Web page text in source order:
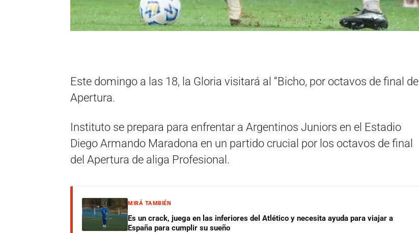
Este domingo a las 18, la Gloria visitará al “Bicho, por octavos de final del
Apertura.
Instituto se prepara para enfrentar a Argentinos Juniors en el Estadio
Diego Armando Maradona en un partido crucial por los octavos de final
del Apertura de aliga Profesional.
MIRÁ TAMBIÉN
Es un crack, juega en las inferiores del Atlético y necesita ayuda para viajar a
España para cumplir su sueño